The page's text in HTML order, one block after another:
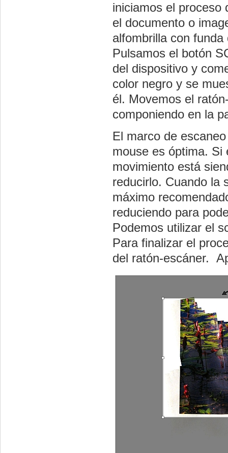
iniciamos el proceso
el documento o
alfombrilla con
Pulsamos el botón
del dispositivo y
color negro y se
él. Movemos el
componiendo en la
El marco de
mouse es óptima. Si
movimiento está
reducirlo. Cuando la
máximo
reduciendo para
Podemos utilizar el
Para finalizar el
del ratón-escáner.